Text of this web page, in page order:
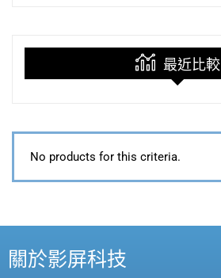
最近比較
No products for this criteria.
關於影屏科技